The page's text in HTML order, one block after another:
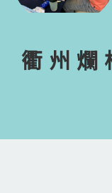
衢州